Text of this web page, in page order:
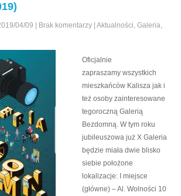
04/09 Brak komentarzy Aktualności, Galeria,
Oficjalnie
zapraszamy wszystkich
mieszkańców Kalisza jak i
też osoby zainteresowane
tegoroczną Galerią
Bezdomną. W tym roku
jubileuszowa już X Galeria
będzie miała dwie blisko
siebie położone
lokalizacje: I miejsce
(główne) – Al. Wolności 10